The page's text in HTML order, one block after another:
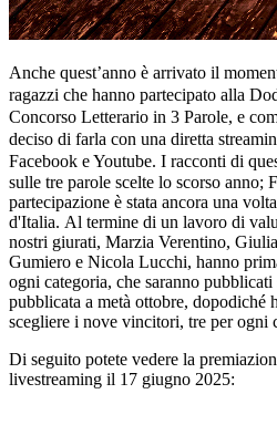
Anche quest’anno è arrivato il
ragazzi che hanno partecipato alla
Concorso Letterario in 3 Parole, e
deciso di farla con una diretta
Facebook e Youtube. I racconti di
sulle tre parole scelte lo scorso anno;
partecipazione è stata ancora una
d'Italia. Al termine di un lavoro di
nostri giurati, Marzia Verentino,
Gumiero e Nicola Lucchi, hanno
ogni categoria, che saranno
pubblicata a metà ottobre, dopodiché
scegliere i nove vincitori, tre per ogni
Di seguito potete vedere la
livestreaming il 17 giugno 2025: